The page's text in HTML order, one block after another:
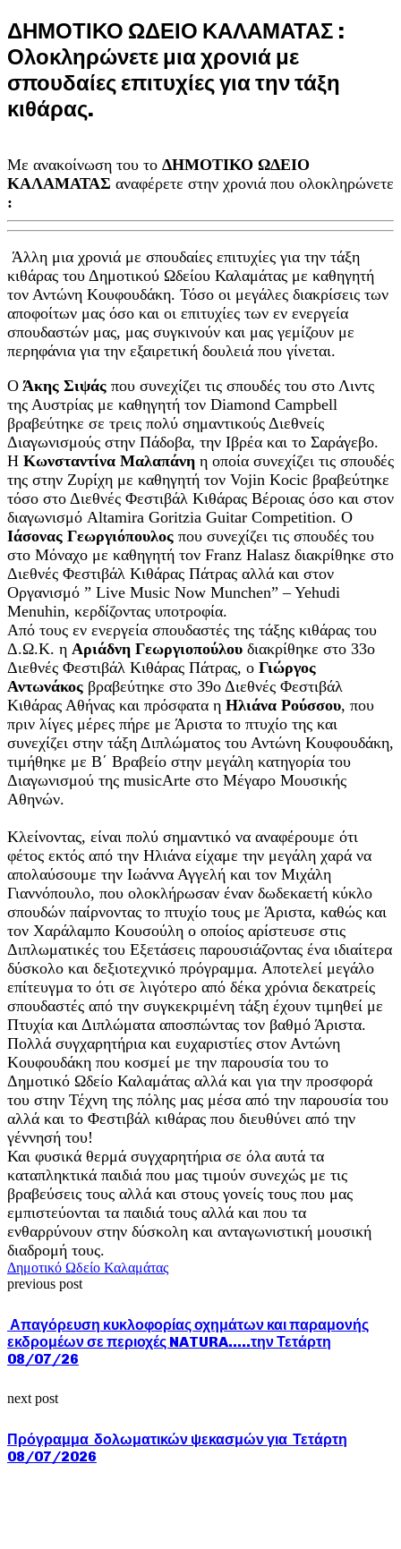
ΔΗΜΟΤΙΚΟ ΩΔΕΙΟ ΚΑΛΑΜΑΤΑΣ :
Ολοκληρώνετε μια χρονιά με
σπουδαίες επιτυχίες για την τάξη
κιθάρας.
Με ανακοίνωση του το ΔΗΜΟΤΙΚΟ ΩΔΕΙΟ
ΚΑΛΑΜΑΤΑΣ αναφέρετε στην χρονιά που ολοκληρώνετε
:
Άλλη μια χρονιά με σπουδαίες επιτυχίες για την τάξη
κιθάρας του Δημοτικού Ωδείου Καλαμάτας με καθηγητή
τον Αντώνη Κουφουδάκη. Τόσο οι μεγάλες διακρίσεις των
αποφοίτων μας όσο και οι επιτυχίες των εν ενεργεία
σπουδαστών μας, μας συγκινούν και μας γεμίζουν με
περηφάνια για την εξαιρετική δουλειά που γίνεται.
Ο Άκης Σιψάς που συνεχίζει τις σπουδές του στο Λιντς
της Αυστρίας με καθηγητή τον Diamond Campbell
βραβεύτηκε σε τρεις πολύ σημαντικούς Διεθνείς
Διαγωνισμούς στην Πάδοβα, την Ιβρέα και το Σαράγεβο.
Η Κωνσταντίνα Μαλαπάνη η οποία συνεχίζει τις σπουδές
της στην Ζυρίχη με καθηγητή τον Vojin Kocic βραβεύτηκε
τόσο στο Διεθνές Φεστιβάλ Κιθάρας Βέροιας όσο και στον
διαγωνισμό Altamira Goritzia Guitar Competition. Ο
Ιάσονας Γεωργιόπουλος που συνεχίζει τις σπουδές του
στο Μόναχο με καθηγητή τον Franz Halasz διακρίθηκε στο
Διεθνές Φεστιβάλ Κιθάρας Πάτρας αλλά και στον
Οργανισμό ” Live Music Now Munchen” – Yehudi
Menuhin, κερδίζοντας υποτροφία.
Από τους εν ενεργεία σπουδαστές της τάξης κιθάρας του
Δ.Ω.Κ. η Αριάδνη Γεωργιοπούλου διακρίθηκε στο 33ο
Διεθνές Φεστιβάλ Κιθάρας Πάτρας, ο Γιώργος
Αντωνάκος βραβεύτηκε στο 39ο Διεθνές Φεστιβάλ
Κιθάρας Αθήνας και πρόσφατα η Ηλιάνα Ρούσσου, που
πριν λίγες μέρες πήρε με Άριστα το πτυχίο της και
συνεχίζει στην τάξη Διπλώματος του Αντώνη Κουφουδάκη,
τιμήθηκε με Β΄ Βραβείο στην μεγάλη κατηγορία του
Διαγωνισμού της musicArte στο Μέγαρο Μουσικής
Αθηνών.
Κλείνοντας, είναι πολύ σημαντικό να αναφέρουμε ότι
φέτος εκτός από την Ηλιάνα είχαμε την μεγάλη χαρά να
απολαύσουμε την Ιωάννα Αγγελή και τον Μιχάλη
Γιαννόπουλο, που ολοκλήρωσαν έναν δωδεκαετή κύκλο
σπουδών παίρνοντας το πτυχίο τους με Άριστα, καθώς και
τον Χαράλαμπο Κουσούλη ο οποίος αρίστευσε στις
Διπλωματικές του Εξετάσεις παρουσιάζοντας ένα ιδιαίτερα
δύσκολο και δεξιοτεχνικό πρόγραμμα. Αποτελεί μεγάλο
επίτευγμα το ότι σε λιγότερο από δέκα χρόνια δεκατρείς
σπουδαστές από την συγκεκριμένη τάξη έχουν τιμηθεί με
Πτυχία και Διπλώματα αποσπώντας τον βαθμό Άριστα.
Πολλά συγχαρητήρια και ευχαριστίες στον Αντώνη
Κουφουδάκη που κοσμεί με την παρουσία του το
Δημοτικό Ωδείο Καλαμάτας αλλά και για την προσφορά
του στην Τέχνη της πόλης μας μέσα από την παρουσία του
αλλά και το Φεστιβάλ κιθάρας που διευθύνει από την
γέννησή του!
Και φυσικά θερμά συγχαρητήρια σε όλα αυτά τα
καταπληκτικά παιδιά που μας τιμούν συνεχώς με τις
βραβεύσεις τους αλλά και στους γονείς τους που μας
εμπιστεύονται τα παιδιά τους αλλά και που τα
ενθαρρύνουν στην δύσκολη και ανταγωνιστική μουσική
διαδρομή τους.
Δημοτικό Ωδείο Καλαμάτας
previous post
Απαγόρευση κυκλοφορίας οχημάτων και παραμονής
εκδρομέων σε περιοχές NATURA…..την Τετάρτη
08/07/26
next post
Πρόγραμμα δολωματικών ψεκασμών για Τετάρτη
08/07/2026